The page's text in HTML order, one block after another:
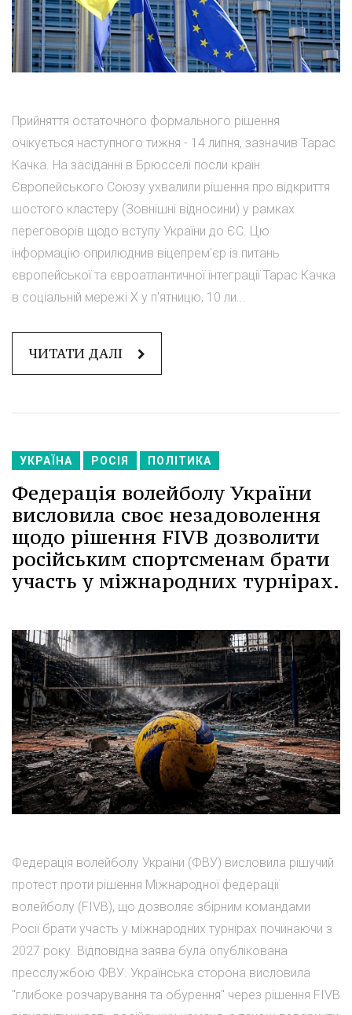
Прийняття остаточного формального рішення
очікується наступного тижня - 14 липня, зазначив Тарас
Качка. На засіданні в Брюсселі посли країн
Європейського Союзу ухвалили рішення про відкриття
шостого кластеру (Зовнішні відносини) у рамках
переговорів щодо вступу України до ЄС. Цю
інформацію оприлюднив віцепрем'єр із питань
європейської та євроатлантичної інтеграції Тарас Качка
в соціальній мережі Х у п'ятницю, 10 ли...
ЧИТАТИ ДАЛІ
УКРАЇНА РОСІЯ ПОЛІТИКА
Федерація волейболу України
висловила своє незадоволення
щодо рішення FIVB дозволити
російським спортсменам брати
участь у міжнародних турнірах.
Федерація волейболу України (ФВУ) висловила рішучий
протест проти рішення Міжнародної федерації
волейболу (FIVB), що дозволяє збірним командами
Росії брати участь у міжнародних турнірах починаючи з
2027 року. Відповідна заява була опублікована
пресслужбою ФВУ. Українська сторона висловила
"глибоке розчарування та обурення" через рішення FIVB